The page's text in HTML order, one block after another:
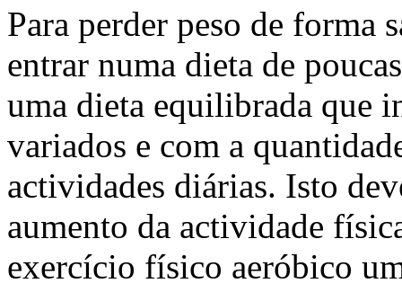
Para perder peso de forma
entrar numa dieta de
uma dieta equilibrada que
variados e com a
actividades diárias. Isto
aumento da actividade
exercício físico aeróbico